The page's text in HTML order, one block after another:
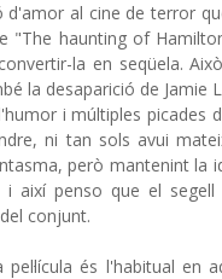
d'amor al cine de terror
"The haunting of
la en seqüela.
la desaparició de Jamie
i múltiples picades
ni tan sols avui
però mantenint la
i així penso que el
conjunt.
és l'habitual en